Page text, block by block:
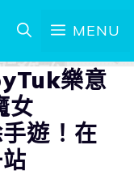
MENU
樂意
女
遊！在